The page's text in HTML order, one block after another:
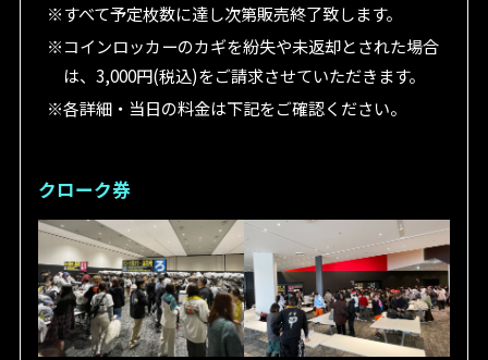
※すべて予定枚数に達し次第販売終了致します。
※コインロッカーのカギを紛失や未返却とされた場合
は、3,000円(税込)をご請求させていただきます。
※各詳細・当日の料金は下記をご確認ください。
クローク券